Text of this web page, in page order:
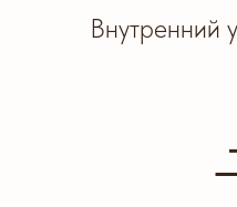
Внутренний